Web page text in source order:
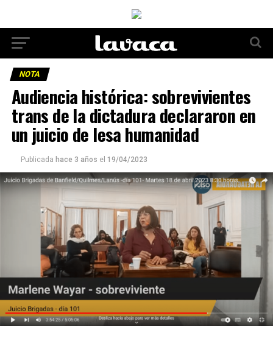
NOTA
Audiencia histórica: sobrevivientes
trans de la dictadura declararon en
un juicio de lesa humanidad
Publicada hace 3 años el 19/04/2023